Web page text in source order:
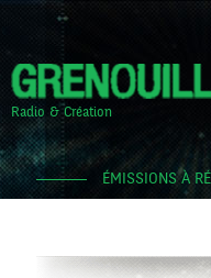
Radio & Création
ÉMISSIONS À